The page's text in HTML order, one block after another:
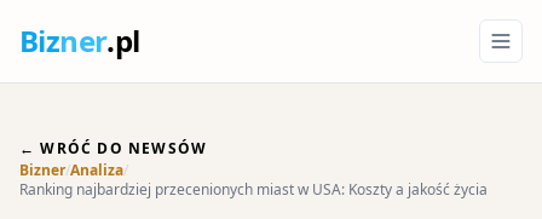
Bizner.pl
← WRÓĆ DO NEWSÓW
Bizner/Analiza/
Ranking najbardziej przecenionych miast w USA: Koszty a jakość życia